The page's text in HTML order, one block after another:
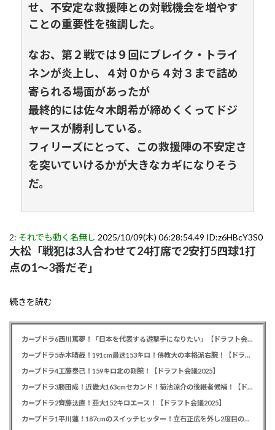
せ、不安定な救援陣との対戦機会を増やす
ことの重要性を強調した。
なお、第２戦では９回にブレイク・トライ
ネンが炎上し、４対０から４対３まで詰め
寄られる場面があったが
最終的には佐々木朗希が締めくくってドジ
ャースが勝利している。
フィリーズにとって、この救援陣の不安定さ
を突いていけるかが大きなカギになりそう
だ。
2: それでも動く名無し 2025/10/09(木) 06:28:54.49 ID:z6HBcY3S0
大松「戦犯は3人合わせて24打席で2安打5四球1打
点の1～3番だぞ」
続きを読む
カープドラ6西川篤夢！「日本を代表する遊撃手になりたい」【ドラフト会議2025】
カープドラ5赤木晴哉！191cm最速153キロ！佛教大の本格派右腕！【ドラフト会議2025】
カープドラ4工藤泰己！159キロ北の剛腕！【ドラフト会議2025】
カープドラ3勝田成！近畿大163cmセカンド！菊池涼介の後継者候補！【ドラフト会議2025】
カープドラ2齊藤汰直！亜大152キロエース！【ドラフト会議2025】
カープドラ1平川蓮！187cmのスイッチヒッター！立石正広を外し2度目の重複も新井監督がクジを引き当てる！【ドラフト会議2025】